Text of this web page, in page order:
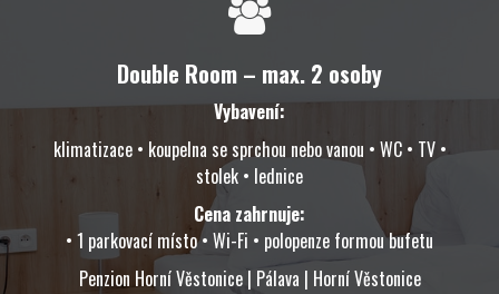
Double Room – max. 2 osoby
Vybavení:
klimatizace • koupelna se sprchou nebo vanou • WC • TV •
stolek • lednice
Cena zahrnuje:
• 1 parkovací místo • Wi-Fi • polopenze formou bufetu
Penzion Horní Věstonice | Pálava | Horní Věstonice